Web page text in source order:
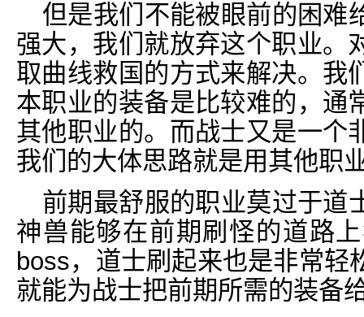
但是我们不能被眼前的困难
强大，我们就放弃这个职业。
取曲线救国的方式来解决。我
本职业的装备是比较难的，通
其他职业的。而战士又是一个
我们的大体思路就是用其他职
前期最舒服的职业莫过于道
神兽能够在前期刷怪的道路
boss，道士刷起来也是非常轻
就能为战士把前期所需的装备